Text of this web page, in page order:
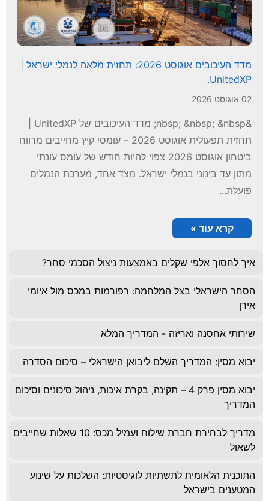
מדד העיכובים אוגוסט 2026: תחזית מלאה לנמלי ישראל |
UnitedXP.
02 אוגוסט 2026
תחזית תפעולית אוגוסט 2026 – עומסי קיץ מחייבים מרווח
ביטחון אוגוסט 2026 צפוי להיות חודש של עומס עונתי
מתון עד בינוני בנמלי ישראל. מצד אחד, מערכת הנמלים
פועלת...
קרא עוד »
איך לחסוך אלפי שקלים באמצעות ניצול הסכמי סחר?
הסחר הישראלי בצל המלחמה: רפורמות במכס מול איומי
אירן
שירותי אחסנה ואריזה - המדריך המלא
יבוא מסין: המדריך השלם ליבואן הישראלי – סיכום הסדרה
יבוא מסין פרק 4 – תקינה, בקרת איכות, ניהול סיכונים וסיכום
המדריך
מדריך לבחירת חברת שילוח ועמיל מכס: 10 שאלות שחייבים
לשאול
התוכנית הלאומית לתשתיות לוגיסטיות: השלכות על שינוע
המטענים בישראל